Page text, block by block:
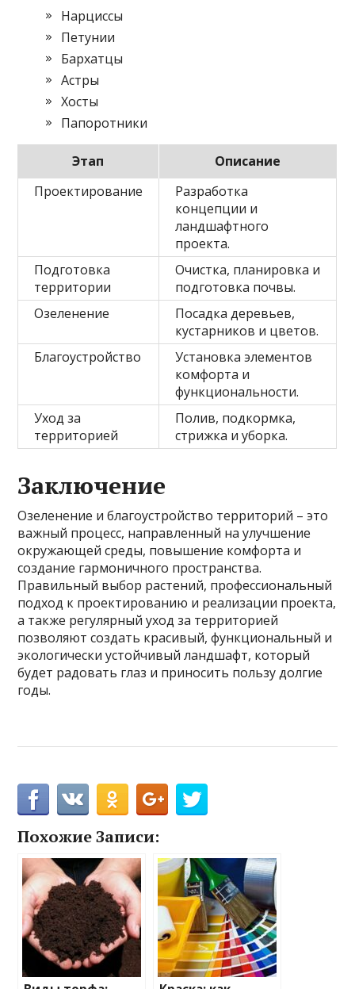
Нарциссы
Петунии
Бархатцы
Астры
Хосты
Папоротники
Этап
Описание
Проектирование
Разработка
концепции и
ландшафтного
проекта.
Подготовка
территории
Очистка, планировка и
подготовка почвы.
Озеленение
Посадка деревьев,
кустарников и цветов.
Благоустройство
Установка элементов
комфорта и
функциональности.
Уход за
территорией
Полив, подкормка,
стрижка и уборка.
Заключение
Озеленение и благоустройство территорий – это
важный процесс, направленный на улучшение
окружающей среды, повышение комфорта и
создание гармоничного пространства.
Правильный выбор растений, профессиональный
подход к проектированию и реализации проекта,
а также регулярный уход за территорией
позволяют создать красивый, функциональный и
экологически устойчивый ландшафт, который
будет радовать глаз и приносить пользу долгие
годы.
Похожие Записи: